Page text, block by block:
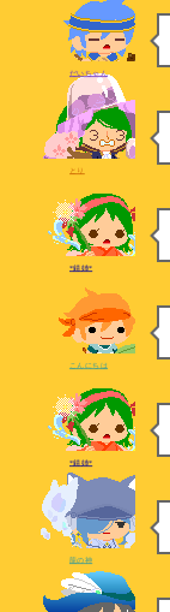
だいちゃん
とり
*錆姉*
こんにちは
*錆姉*
龍の神